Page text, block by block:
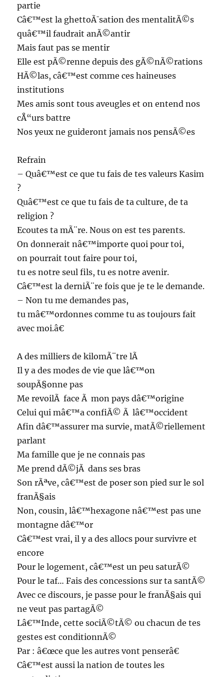
partie
Câ€™est la ghettoÃ¯sation des mentalitÃ©s
quâ€™il faudrait anÃ©antir
Mais faut pas se mentir
Elle est pÃ©renne depuis des gÃ©nÃ©rations
HÃ©las, câ€™est comme ces haineuses
institutions
Mes amis sont tous aveugles et on entend nos
cÅ“urs battre
Nos yeux ne guideront jamais nos pensÃ©es
Refrain
– Quâ€™est ce que tu fais de tes valeurs Kasim
?
Quâ€™est ce que tu fais de ta culture, de ta
religion ?
Ecoutes ta mÃ¨re. Nous on est tes parents.
On donnerait nâ€™importe quoi pour toi,
on pourrait tout faire pour toi,
tu es notre seul fils, tu es notre avenir.
Câ€™est la derniÃ¨re fois que je te le demande.
– Non tu me demandes pas,
tu mâ€™ordonnes comme tu as toujours fait
avec moi.â€
A des milliers de kilomÃ¨tre lÃ
Il y a des modes de vie que lâ€™on
soupÃ§onne pas
Me revoilÃ face Ã mon pays dâ€™origine
Celui qui mâ€™a confiÃ© Ã lâ€™occident
Afin dâ€™assurer ma survie, matÃ©riellement
parlant
Ma famille que je ne connais pas
Me prend dÃ©jÃ dans ses bras
Son rÃªve, câ€™est de poser son pied sur le sol
franÃ§ais
Non, cousin, lâ€™hexagone nâ€™est pas une
montagne dâ€™or
Câ€™est vrai, il y a des allocs pour survivre et
encore
Pour le logement, câ€™est un peu saturÃ©
Pour le taf… Fais des concessions sur ta santÃ©
Avec ce discours, je passe pour le franÃ§ais qui
ne veut pas partagÃ©
Lâ€™Inde, cette sociÃ©tÃ© ou chacun de tes
gestes est conditionnÃ©
Par : â€œce que les autres vont penserâ€
Câ€™est aussi la nation de toutes les